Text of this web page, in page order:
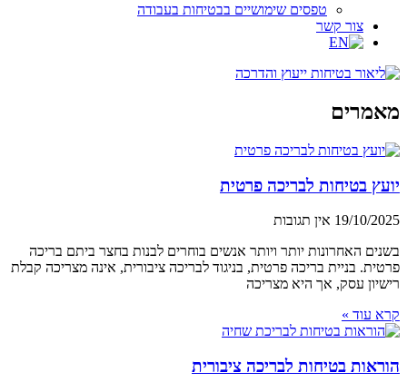
טפסים שימושיים בבטיחות בעבודה
צור קשר
מאמרים
יועץ בטיחות לבריכה פרטית
19/10/2025 אין תגובות
בשנים האחרונות יותר ויותר אנשים בוחרים לבנות בחצר ביתם בריכה
פרטית. בניית בריכה פרטית, בניגוד לבריכה ציבורית, אינה מצריכה קבלת
רישיון עסק, אך היא מצריכה
קרא עוד »
הוראות בטיחות לבריכה ציבורית